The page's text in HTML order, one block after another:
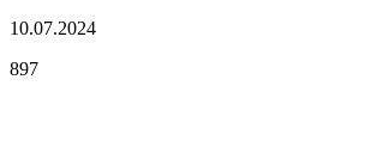
10.07.2024
897